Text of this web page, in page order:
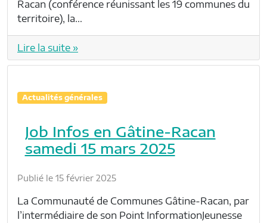
Racan (conférence réunissant les 19 communes du
territoire), la…
Lire la suite »
Actualités générales
Job Infos en Gâtine-Racan
samedi 15 mars 2025
Publié le 15 février 2025
La Communauté de Communes Gâtine-Racan, par
l’intermédiaire de son Point InformationJeunesse